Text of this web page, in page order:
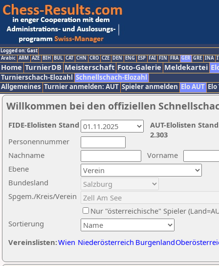
Logged on: Gast
Arabic ARM AZE BIH BUL CAT CHN CRO CZE DEN ENG ESP FAI FIN FRA GER GRE INA
Home TurnierDB Meisterschaft Foto-Galerie Meldekartei
Turnierschach-Elozahl Schnellschach-Elozahl
Allgemeines Turnier anmelden: AUT Spieler anmelden Elo AUT
Willkommen bei den offiziellen
Nachname
Vorname
Ebene
Sortierung
Personennummer
Bundesland
Spgem./Kreis/Verein
Nur "österreichische" Spieler
Vereinslisten:Wien Niederösterreich Burgenland
AUT-Elolisten
2.303
FIDE-Elolisten Stand